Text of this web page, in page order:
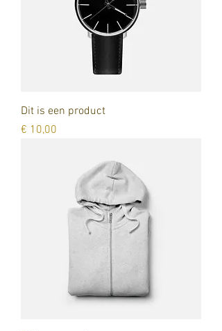
Dit is een product
Prijs
€ 10,00